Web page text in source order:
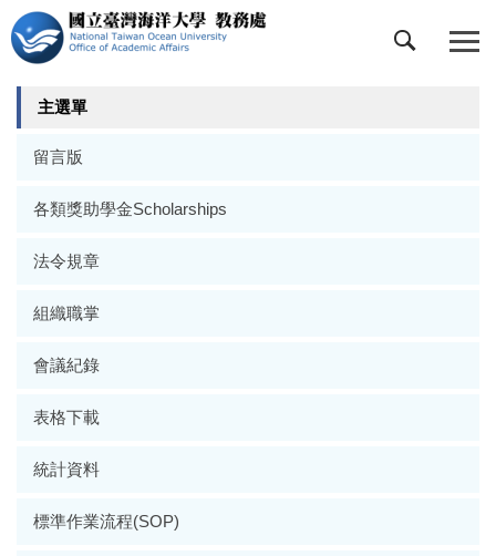
跳
到
主
要
主選單
留言版
各類獎助學金Scholarships
法令規章
組織職掌
會議紀錄
表格下載
統計資料
標準作業流程(SOP)